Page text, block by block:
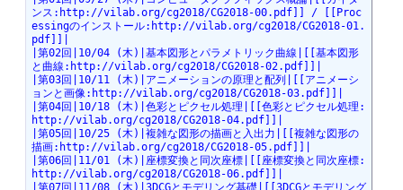
ンス:http://vilab.org/cg2018/CG2018-00.pdf]] / [[Proc
essingのインストール:http://vilab.org/cg2018/CG2018-01.
pdf]]|
|第02回|10/04 (木)|基本図形とパラメトリック曲線|[[基本図形
と曲線:http://vilab.org/cg2018/CG2018-02.pdf]]|
|第03回|10/11 (木)|アニメーションの原理と配列|[[アニメーシ
ョンと画像:http://vilab.org/cg2018/CG2018-03.pdf]]|
|第04回|10/18 (木)|色彩とピクセル処理|[[色彩とピクセル処理:
http://vilab.org/cg2018/CG2018-04.pdf]]|
|第05回|10/25 (木)|複雑な図形の描画と入出力|[[複雑な図形の
描画:http://vilab.org/cg2018/CG2018-05.pdf]]|
|第06回|11/01 (木)|座標変換と同次座標|[[座標変換と同次座標:
http://vilab.org/cg2018/CG2018-06.pdf]]|